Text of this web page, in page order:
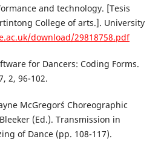
and technology. [Tesis
College of arts.]. University
download/29818758.pdf
for Dancers: Coding Forms.
2, 96-102.
McGregor´s Choreographic
(Ed.). Transmission in
of Dance (pp. 108-117).